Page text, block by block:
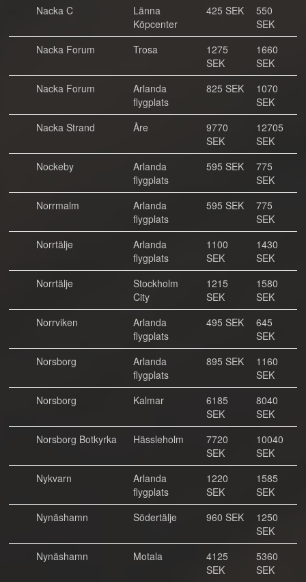
Nacka C
Länna
Köpcenter
425 SEK
550
SEK
Nacka Forum
Trosa
1275
SEK
1660
SEK
Nacka Forum
Arlanda
flygplats
825 SEK
1070
SEK
Nacka Strand
Åre
9770
SEK
12705
SEK
Nockeby
Arlanda
flygplats
595 SEK
775
SEK
Norrmalm
Arlanda
flygplats
595 SEK
775
SEK
Norrtälje
Arlanda
flygplats
1100
SEK
1430
SEK
Norrtälje
Stockholm
City
1215
SEK
1580
SEK
Norrviken
Arlanda
flygplats
495 SEK
645
SEK
Norsborg
Arlanda
flygplats
895 SEK
1160
SEK
Norsborg
Kalmar
6185
SEK
8040
SEK
Norsborg Botkyrka
Hässleholm
7720
SEK
10040
SEK
Nykvarn
Arlanda
flygplats
1220
SEK
1585
SEK
Nynäshamn
Södertälje 960 SEK
1250
SEK
Nynäshamn
Motala
4125
SEK
5360
SEK